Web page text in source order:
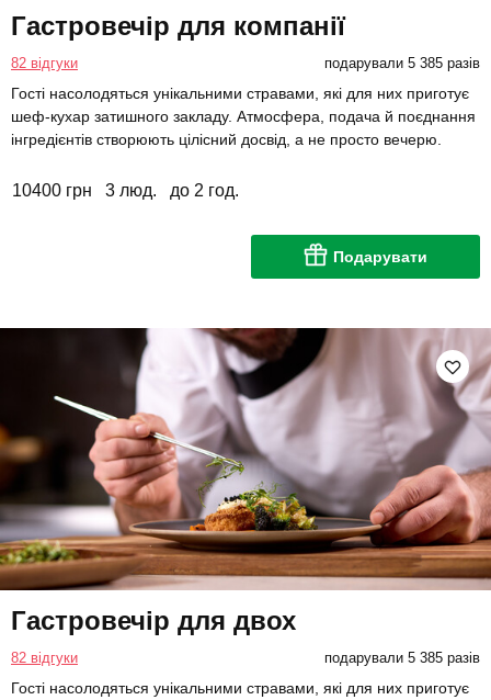
Гастровечір для компанії
82 відгуки подарували 5 385 разів
Гості насолодяться унікальними стравами, які для них приготує
шеф-кухар затишного закладу. Атмосфера, подача й поєднання
інгредієнтів створюють цілісний досвід, а не просто вечерю.
10400 грн 3 люд. до 2 год.
Подарувати
Гастровечір для двох
82 відгуки подарували 5 385 разів
Гості насолодяться унікальними стравами, які для них приготує